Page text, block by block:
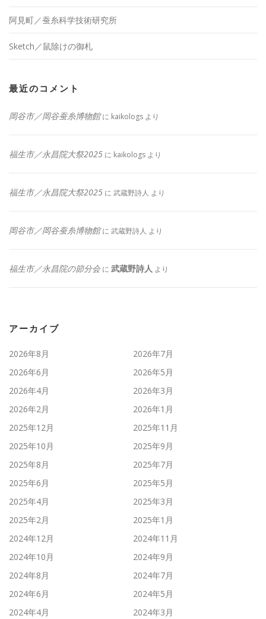
阿見町／蚕糸科学技術研究所
Sketch／鼠除けの御札
最近のコメント
岡谷市／岡谷蚕糸博物館に kaikologs より
福生市／永昌院大祭2025 に kaikologs より
福生市／永昌院大祭2025 に 武蔵野詩人 より
岡谷市／岡谷蚕糸博物館に 武蔵野詩人 より
福生市／永昌院の節分会に 武蔵野詩人 より
アーカイブ
2026年8月
2026年7月
2026年6月
2026年5月
2026年4月
2026年3月
2026年2月
2026年1月
2025年12月
2025年11月
2025年10月
2025年9月
2025年8月
2025年7月
2025年6月
2025年5月
2025年4月
2025年3月
2025年2月
2025年1月
2024年12月
2024年11月
2024年10月
2024年9月
2024年8月
2024年7月
2024年6月
2024年5月
2024年4月
2024年3月